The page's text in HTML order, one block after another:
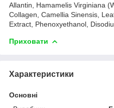
Allantin, Hamamelis Virginiana
Collagen, Camellia Sinensis,
Extract, Phenoxyethanol,
Приховати
Характеристики
Основні